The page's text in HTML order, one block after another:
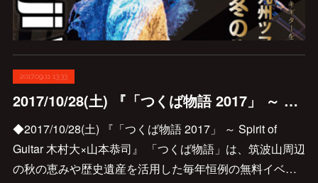
2017.09.11 13:33
2017/10/28(土) 『「つくば物語 2017」 ～ Spirit of Guitar 木村大×山本恭司』
◆2017/10/28(土) 『「つくば物語 2017」 ～ Spirit of
Guitar 木村大×山本恭司』 「つくば物語」は、筑波山周辺
の秋の恵みや歴史遺産を活用した毎年恒例の無料イベ…